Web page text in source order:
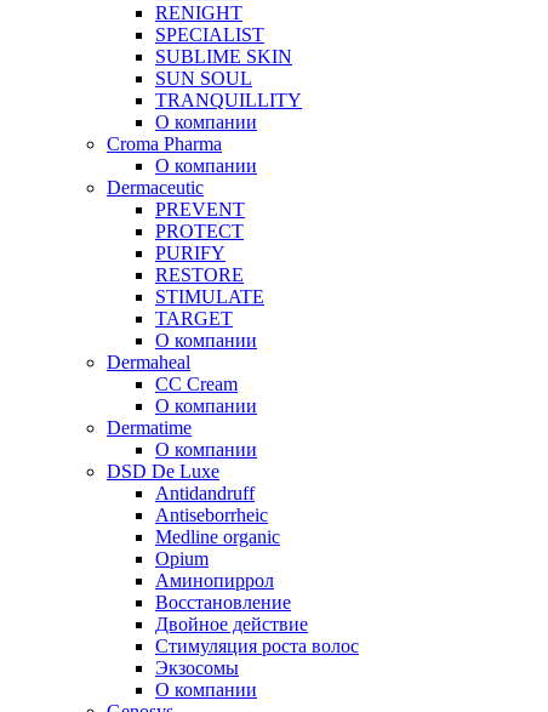
RENIGHT
SPECIALIST
SUBLIME SKIN
SUN SOUL
TRANQUILLITY
О компании
Croma Pharma
О компании
Dermaceutic
PREVENT
PROTECT
PURIFY
RESTORE
STIMULATE
TARGET
О компании
Dermaheal
CC Cream
О компании
Dermatime
О компании
DSD De Luxe
Antidandruff
Antiseborrheic
Medline organic
Opium
Аминопиррол
Восстановление
Двойное действие
Стимуляция роста волос
Экзосомы
О компании